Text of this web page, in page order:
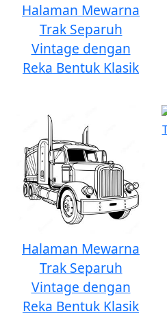
Halaman Mewarna
Trak Separuh
Vintage dengan
Reka Bentuk Klasik
Halaman Mewarna
Trak Separuh
Vintage dengan
Reka Bentuk Klasik